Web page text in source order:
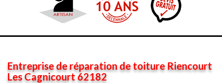
Entreprise de réparation de toiture Riencourt
Les Cagnicourt 62182